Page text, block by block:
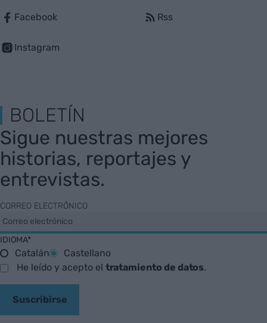
Facebook
Instagram
Rss
BOLETÍN
Sigue nuestras mejores
historias, reportajes y
entrevistas.
CORREO ELECTRÓNICO
IDIOMA*
Catalán
Castellano
He leído y acepto el tratamiento de datos.
Suscribirse